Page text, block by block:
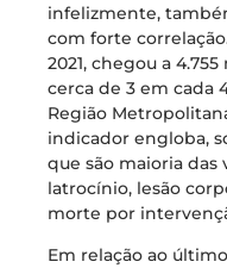
infelizmente,
com forte
2021, chegou a
cerca de 3 em cada
Região
indicador engloba,
que são maioria
latrocínio, lesão
morte por
Em relação ao